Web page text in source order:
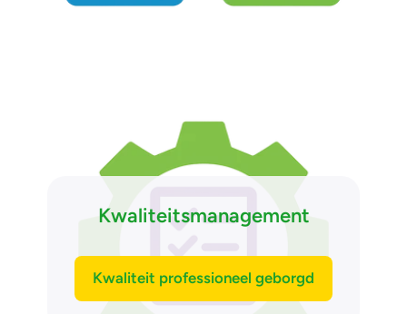
Kwaliteitsmanagement
Kwaliteit professioneel geborgd